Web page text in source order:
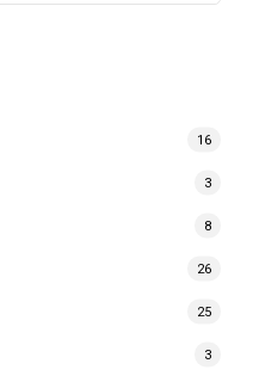
16
3
8
26
25
3